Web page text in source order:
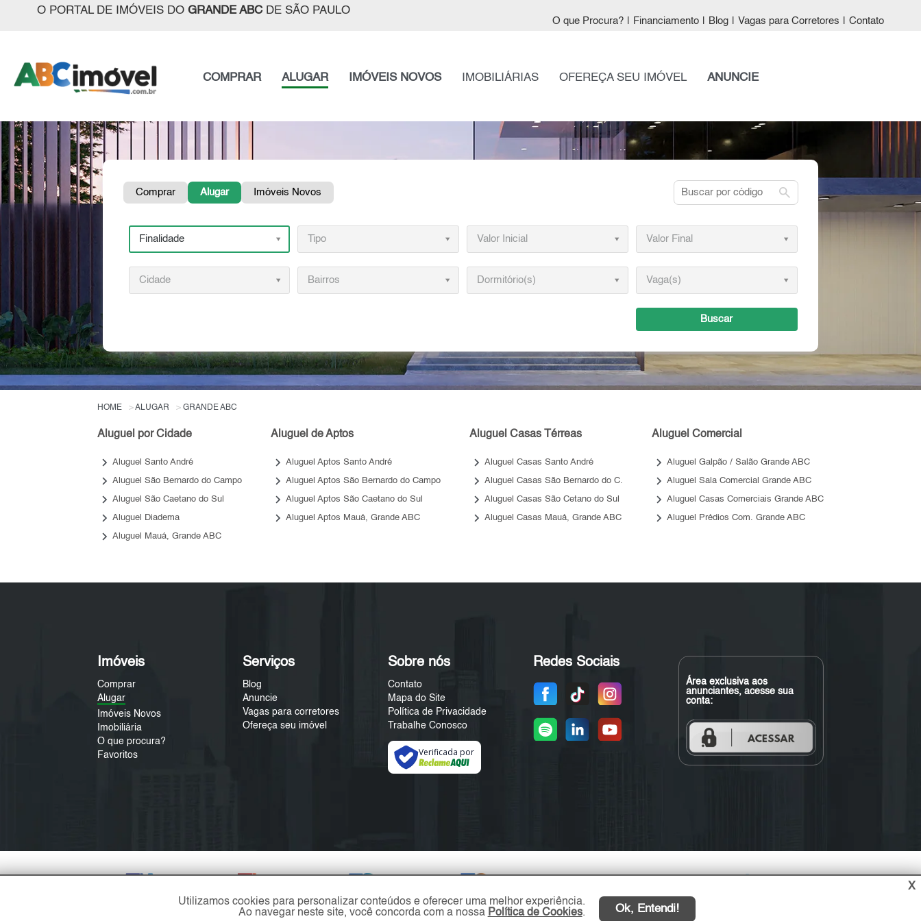
O PORTAL DE IMÓVEIS DO GRANDE ABCDE SÃO PAULO
O que Procura? Financiamento Blog Vagas para Corretores Contato
COMPRAR ALUGAR IMÓVEIS NOVOS IMOBILIÁRIAS OFEREÇA SEU IMÓVEL ANUNCIE
Comprar Alugar Imóveis Novos search
Finalidade Tipo Valor Inicial Valor Final
Cidade Bairros Dormitório(s) Vaga(s)
Buscar
HOME ALUGAR GRANDE ABC
Aluguel por Cidade
keyboard_arrow_rightAluguel Santo André
keyboard_arrow_rightAluguel São Bernardo do Campo
keyboard_arrow_rightAluguel São Caetano do Sul
keyboard_arrow_rightAluguel Diadema
keyboard_arrow_rightAluguel Mauá, Grande ABC
Aluguel de Aptos
keyboard_arrow_rightAluguel Aptos Santo André
keyboard_arrow_rightAluguel Aptos São Bernardo do Campo
keyboard_arrow_rightAluguel Aptos São Caetano do Sul
keyboard_arrow_rightAluguel Aptos Mauá, Grande ABC
Aluguel Casas Térreas
keyboard_arrow_right Aluguel Casas Santo André
keyboard_arrow_right Aluguel Casas São Bernardo do C.
keyboard_arrow_right Aluguel Casas São Cetano do Sul
keyboard_arrow_right Aluguel Casas Mauá, Grande ABC
Aluguel Comercial
keyboard_arrow_right Aluguel Galpão / Salão Grande ABC
keyboard_arrow_right Aluguel Sala Comercial Grande ABC
keyboard_arrow_right Aluguel Casas Comerciais Grande ABC
keyboard_arrow_right Aluguel Prédios Com. Grande ABC
Imóveis
Comprar
Alugar
Imóveis Novos
Imobiliária
O que procura?
Favoritos
Serviços
Blog
Anuncie
Vagas para corretores
Ofereça seu imóvel
Sobre nós
Contato
Mapa do Site
Política de Privacidade
Trabalhe Conosco
Verificada por
Redes Sociais
Área exclusiva aos
anunciantes, acesse sua
conta:
X
Utilizamos cookies para personalizar conteúdos e oferecer uma melhor experiência.
Ao navegar neste site, você concorda com a nossa Política de Cookies. Ok, Entendi!